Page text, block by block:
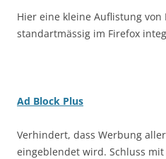
Hier eine kleine Auflistung von
standartmässig im Firefox
Ad Block Plus
Verhindert, dass Werbung
eingeblendet wird. Schluss